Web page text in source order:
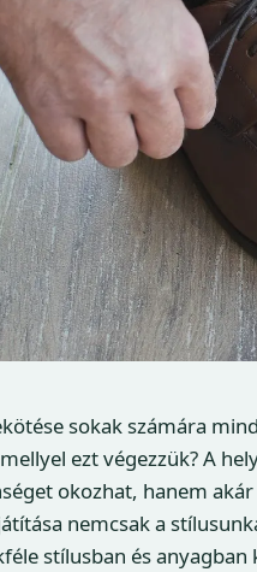
sokak számára
ezt végezzük? A
okozhat, hanem
nemcsak a
stílusban és